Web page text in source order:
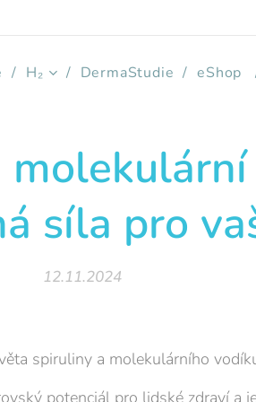
H₂ DermaStudie eShop
síla pro
12.11.2024
spiruliny a molekulárního
potenciál pro lidské zdraví a